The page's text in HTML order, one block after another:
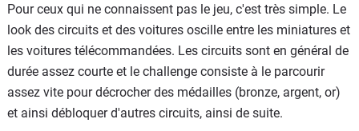
Pour ceux qui ne connaissent pas le jeu, c'est très simple. Le
look des circuits et des voitures oscille entre les miniatures et
les voitures télécommandées. Les circuits sont en général de
durée assez courte et le challenge consiste à le parcourir
assez vite pour décrocher des médailles (bronze, argent, or)
et ainsi débloquer d'autres circuits, ainsi de suite.